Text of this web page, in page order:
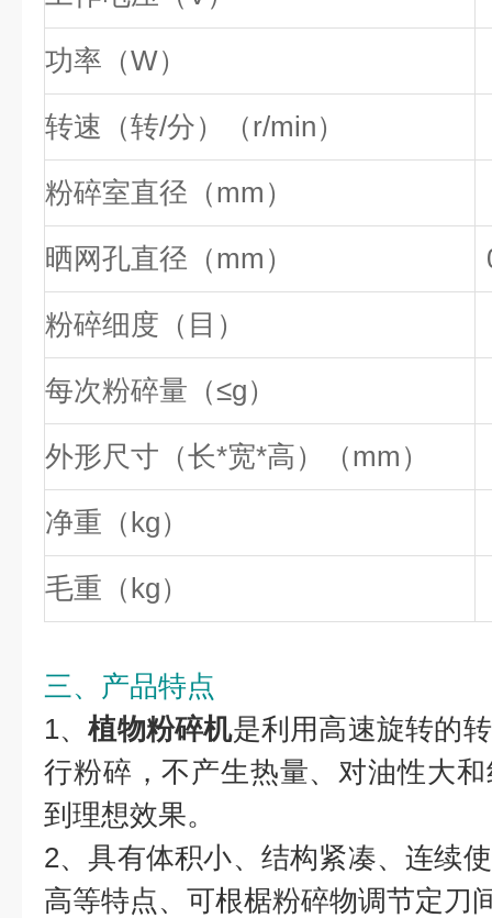
功率（W）
转速（转/分）（r/min）
粉碎室直径（mm）
晒网孔直径（mm）
粉碎细度（目）
每次粉碎量（≤g）
外形尺寸（长*宽*高）（mm）
净重（kg）
毛重（kg）
三、产品特点
1、植物粉碎机是利用高速旋转的
行粉碎，不产生热量、对油性大
到理想效果。
2、具有体积小、结构紧凑、连续
高等特点、可根椐粉碎物调节定刀